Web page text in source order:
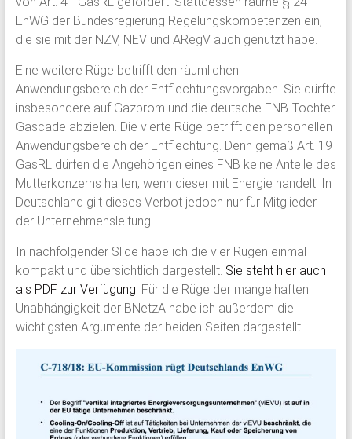
EnWG der Bundesregierung Regelungskompetenzen ein,
die sie mit der NZV, NEV und ARegV auch genutzt habe.
Eine weitere Rüge betrifft den räumlichen
Anwendungsbereich der Entflechtungsvorgaben. Sie dürfte
insbesondere auf Gazprom und die deutsche FNB-Tochter
Gascade abzielen. Die vierte Rüge betrifft den personellen
Anwendungsbereich der Entflechtung. Denn gemäß Art. 19
GasRL dürfen die Angehörigen eines FNB keine Anteile des
Mutterkonzerns halten, wenn dieser mit Energie handelt. In
Deutschland gilt dieses Verbot jedoch nur für Mitglieder
der Unternehmensleitung.
In nachfolgender Slide habe ich die vier Rügen einmal
kompakt und übersichtlich dargestellt. Sie steht hier auch
als PDF zur Verfügung. Für die Rüge der mangelhaften
Unabhängigkeit der BNetzA habe ich außerdem die
wichtigsten Argumente der beiden Seiten dargestellt.